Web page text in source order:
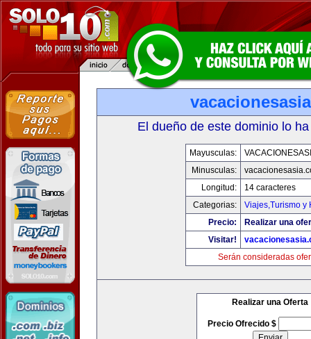
El dueño de este dominio lo
Mayusculas:
Minusculas:
Longitud:
14 caracteres
Categorias:
Viajes,Turismo y
Precio:
Realizar una
Visitar!
Serán consideradas
Realizar una Oferta
Precio Ofrecido $